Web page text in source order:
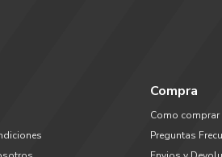
Compra
Como comprar
Preguntas